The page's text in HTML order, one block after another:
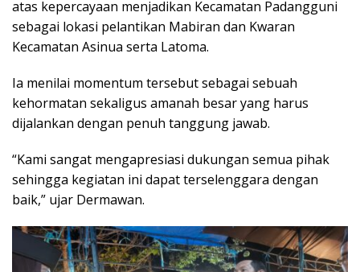
atas kepercayaan menjadikan Kecamatan Padangguni
sebagai lokasi pelantikan Mabiran dan Kwaran
Kecamatan Asinua serta Latoma.
Ia menilai momentum tersebut sebagai sebuah
kehormatan sekaligus amanah besar yang harus
dijalankan dengan penuh tanggung jawab.
“Kami sangat mengapresiasi dukungan semua pihak
sehingga kegiatan ini dapat terselenggara dengan
baik,” ujar Dermawan.